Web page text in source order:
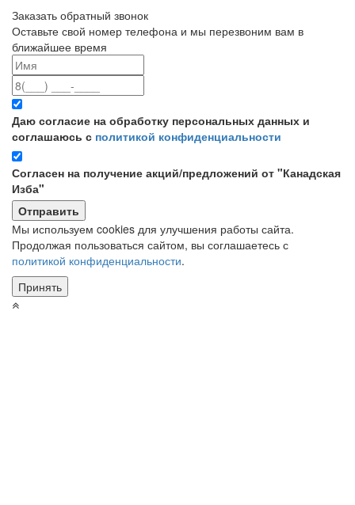
Заказать обратный звонок
Оставьте свой номер телефона и мы перезвоним вам в
ближайшее время
Даю согласие на обработку персональных данных и
соглашаюсь с политикой конфиденциальности
Согласен на получение акций/предложений от "Канадская
Изба"
Мы используем cookies для улучшения работы сайта.
Продолжая пользоваться сайтом, вы соглашаетесь с
политикой конфиденциальности.
Принять